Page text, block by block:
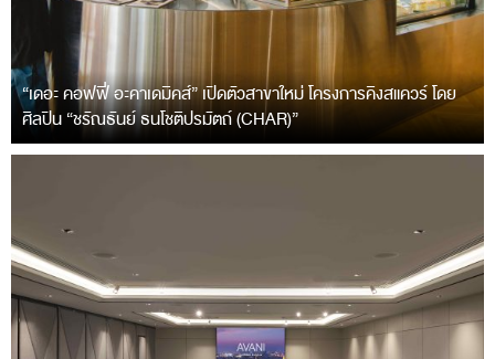
“เดอะ คอฟฟี่ อะคาเดมิคส์” เปิดตัวสาขาใหม่ โครงการคิงสแควร์ โดย
ศิลปิน “ชรัณธันย์ ธนโชติปรมัตถ์ (CHAR)”